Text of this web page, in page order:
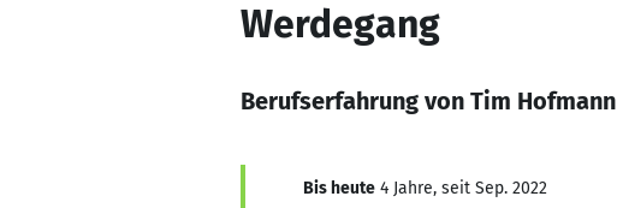
Werdegang
Berufserfahrung von Tim Hofmann
Bis heute 4 Jahre, seit Sep. 2022